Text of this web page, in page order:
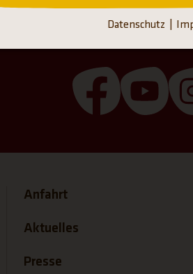
Startseite
(Link öffnet
Anfahrt
Aktuelles
Presse
Datenschutz